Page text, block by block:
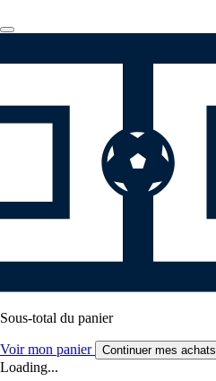
Sous-total du panier
Voir mon panier Continuer mes achats
Loading...